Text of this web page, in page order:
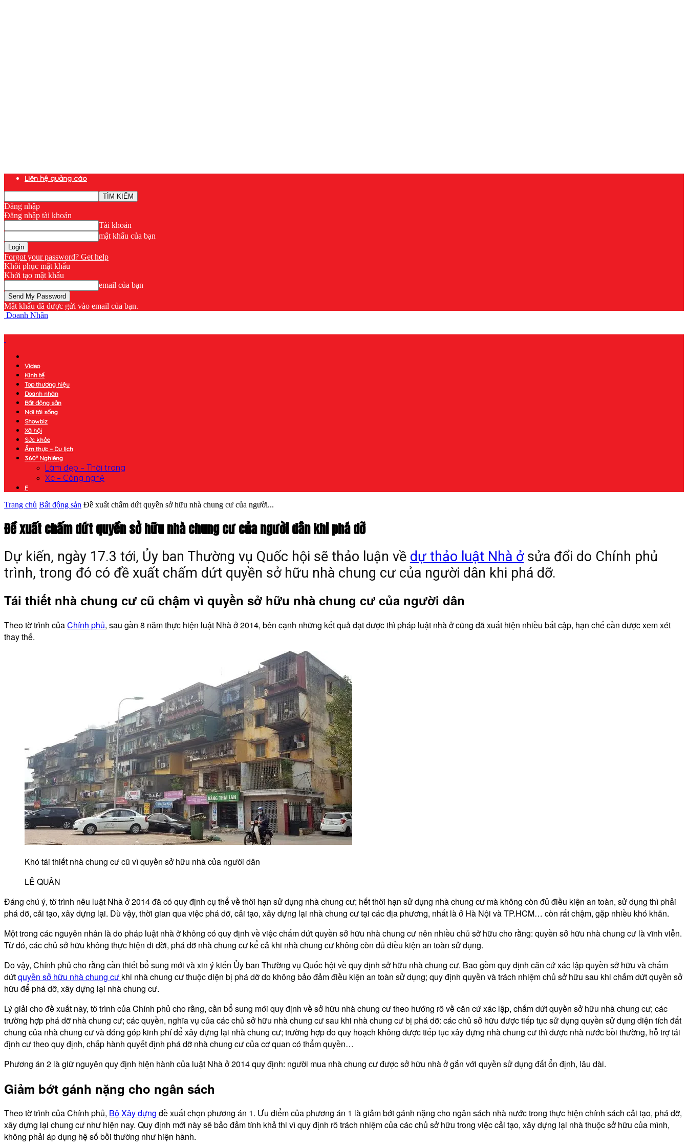
Liên hệ quảng cáo
Đăng nhập
Đăng nhập tài khoản
Tài khoản
mật khẩu của bạn
Forgot your password? Get help
Khôi phục mật khẩu
Khởi tạo mật khẩu
email của bạn
Mật khẩu đã được gửi vào email của bạn.
Doanh Nhân
Video
Kinh tế
Top thương hiệu
Doanh nhân
Bất động sản
Nơi tôi sống
Showbiz
Xã hội
Sức khỏe
Ẩm thực – Du lịch
360° Nghiêng
Làm đẹp – Thời trang
Xe – Công nghệ
F
Trang chủ Bất động sản Đề xuất chấm dứt quyền sở hữu nhà chung cư của người...
Đề xuất chấm dứt quyền sở hữu nhà chung cư của người dân khi phá dỡ
Dự kiến, ngày 17.3 tới, Ủy ban Thường vụ Quốc hội sẽ thảo luận về dự thảo luật Nhà ởsửa đổi do Chính phủ
trình, trong đó có đề xuất chấm dứt quyền sở hữu nhà chung cư của người dân khi phá dỡ.
Tái thiết nhà chung cư cũ chậm vì quyền sở hữu nhà chung cư của người dân
Theo tờ trình củaChính phủ, sau gần 8 năm thực hiện luật Nhà ở 2014, bên cạnh những kết quả đạt được thì pháp luật nhà ở cũng đã xuất hiện nhiều bất cập, hạn chế cần được xem xét
thay thế.
Khó tái thiết nhà chung cư cũ vì quyền sở hữu nhà của người dân
LÊ QUÂN
Đáng chú ý, tờ trình nêu luật Nhà ở 2014 đã có quy định cụ thể về thời hạn sử dụng nhà chung cư; hết thời hạn sử dụng nhà chung cư mà không còn đủ điều kiện an toàn, sử dụng thì phải
phá dỡ, cải tạo, xây dựng lại. Dù vậy, thời gian qua việc phá dỡ, cải tạo, xây dựng lại nhà chung cư tại các địa phương, nhất là ở Hà Nội và TP.HCM… còn rất chậm, gặp nhiều khó khăn.
Một trong các nguyên nhân là do pháp luật nhà ở không có quy định về việc chấm dứt quyền sở hữu nhà chung cư nên nhiều chủ sở hữu cho rằng: quyền sở hữu nhà chung cư là vĩnh viễn.
Từ đó, các chủ sở hữu không thực hiện di dời, phá dỡ nhà chung cư kể cả khi nhà chung cư không còn đủ điều kiện an toàn sử dụng.
Do vậy, Chính phủ cho rằng cần thiết bổ sung mới và xin ý kiến Ủy ban Thường vụ Quốc hội về quy định sở hữu nhà chung cư. Bao gồm quy định căn cứ xác lập quyền sở hữu và chấm
dứtquyền sở hữu nhà chung cư khi nhà chung cư thuộc diện bị phá dỡ do không bảo đảm điều kiện an toàn sử dụng; quy định quyền và trách nhiệm chủ sở hữu sau khi chấm dứt quyền sở
hữu để phá dỡ, xây dựng lại nhà chung cư.
Lý giải cho đề xuất này, tờ trình của Chính phủ cho rằng, cần bổ sung mới quy định về sở hữu nhà chung cư theo hướng rõ về căn cứ xác lập, chấm dứt quyền sở hữu nhà chung cư; các
trường hợp phá dỡ nhà chung cư; các quyền, nghĩa vụ của các chủ sở hữu nhà chung cư sau khi nhà chung cư bị phá dỡ: các chủ sở hữu được tiếp tục sử dụng quyền sử dụng diện tích đất
chung của nhà chung cư và đóng góp kinh phí để xây dựng lại nhà chung cư; trường hợp do quy hoạch không được tiếp tục xây dựng nhà chung cư thì được nhà nước bồi thường, hỗ trợ tái
định cư theo quy định, chấp hành quyết định phá dỡ nhà chung cư của cơ quan có thẩm quyền…
Phương án 2 là giữ nguyên quy định hiện hành của luật Nhà ở 2014 quy định: người mua nhà chung cư được sở hữu nhà ở gắn với quyền sử dụng đất ổn định, lâu dài.
Giảm bớt gánh nặng cho ngân sách
Theo tờ trình của Chính phủ, Bộ Xây dựng đề xuất chọn phương án 1. Ưu điểm của phương án 1 là giảm bớt gánh nặng cho ngân sách nhà nước trong thực hiện chính sách cải tạo, phá dỡ,
xây dựng lại chung cư như hiện nay. Quy định mới này sẽ bảo đảm tính khả thi vì quy định rõ trách nhiệm của các chủ sở hữu trong việc cải tạo, xây dựng lại nhà thuộc sở hữu của mình,
không phải áp dụng hệ số bồi thường như hiện hành.